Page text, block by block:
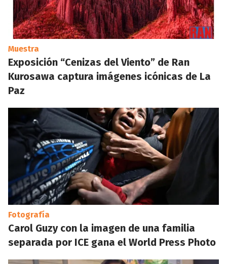
Muestra
Exposición “Cenizas del Viento” de Ran
Kurosawa captura imágenes icónicas de La
Paz
Fotografía
Carol Guzy con la imagen de una familia
separada por ICE gana el World Press Photo